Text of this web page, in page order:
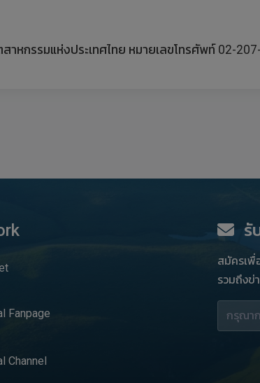
กรรมแห่งประเทศไทย หมายเลขโทรศัพท์ 02-
Fanpage
Channel
รั
สมัครเพื่
รวมถึงข่